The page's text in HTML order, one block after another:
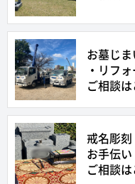
お墓じ
・リフ
ご相談
戒名彫
お手伝
ご相談